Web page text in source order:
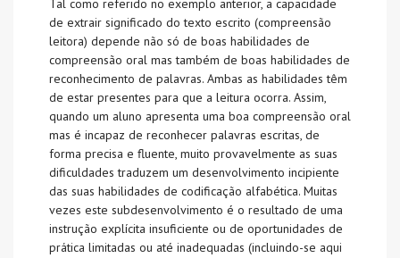
Tal como referido no exemplo anterior, a capacidade
de extrair significado do texto escrito (compreensão
leitora) depende não só de boas habilidades de
compreensão oral mas também de boas habilidades de
reconhecimento de palavras. Ambas as habilidades têm
de estar presentes para que a leitura ocorra. Assim,
quando um aluno apresenta uma boa compreensão oral
mas é incapaz de reconhecer palavras escritas, de
forma precisa e fluente, muito provavelmente as suas
dificuldades traduzem um desenvolvimento incipiente
das suas habilidades de codificação alfabética. Muitas
vezes este subdesenvolvimento é o resultado de uma
instrução explícita insuficiente ou de oportunidades de
prática limitadas ou até inadequadas (incluindo-se aqui